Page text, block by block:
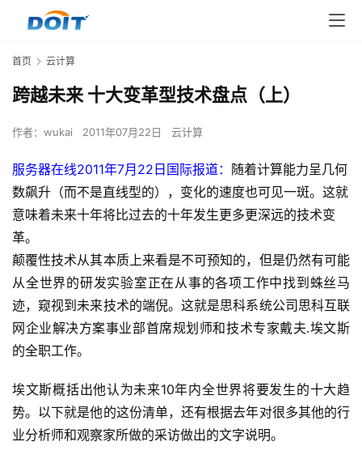
首页 云计算
跨越未来 十大变革型技术盘点（上）
作者： wukai 2011年07月22日 云计算
服务器在线2011年7月22日国际报道： 随着计算能力呈几何
数飙升（而不是直线型的），变化的速度也可见一斑。这就
意味着未来十年将比过去的十年发生更多更深远的技术变
革。
颠覆性技术从其本质上来看是不可预知的，但是仍然有可能
从全世界的研发实验室正在从事的各项工作中找到蛛丝马
迹，窥视到未来技术的端倪。这就是思科系统公司思科互联
网企业解决方案事业部首席规划师和技术专家戴夫.埃文斯
的全职工作。
埃文斯概括出他认为未来10年内全世界将要发生的十大趋
势。以下就是他的这份清单，还有根据去年对很多其他的行
业分析师和观察家所做的采访做出的文字说明。